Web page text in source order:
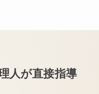
人が直接指導